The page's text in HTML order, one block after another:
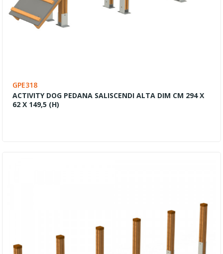
GPE318
ACTIVITY DOG PEDANA SALISCENDI ALTA DIM CM 294 X
62 X 149,5 (H)